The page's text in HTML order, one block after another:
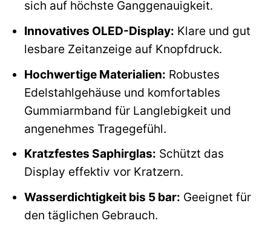
sich auf höchste Ganggenauigkeit.
Innovatives OLED-Display: Klare und gut
lesbare Zeitanzeige auf Knopfdruck.
Hochwertige Materialien: Robustes
Edelstahlgehäuse und komfortables
Gummiarmband für Langlebigkeit und
angenehmes Tragegefühl.
Kratzfestes Saphirglas: Schützt das
Display effektiv vor Kratzern.
Wasserdichtigkeit bis 5 bar: Geeignet für
den täglichen Gebrauch.